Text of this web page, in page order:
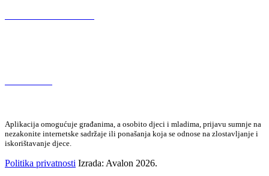
Aplikacija omogućuje građanima, a osobito djeci i mladima, prijavu sumnje na
nezakonite internetske sadržaje ili ponašanja koja se odnose na zlostavljanje i
iskorištavanje djece.
Politika privatnosti Izrada: Avalon 2026.